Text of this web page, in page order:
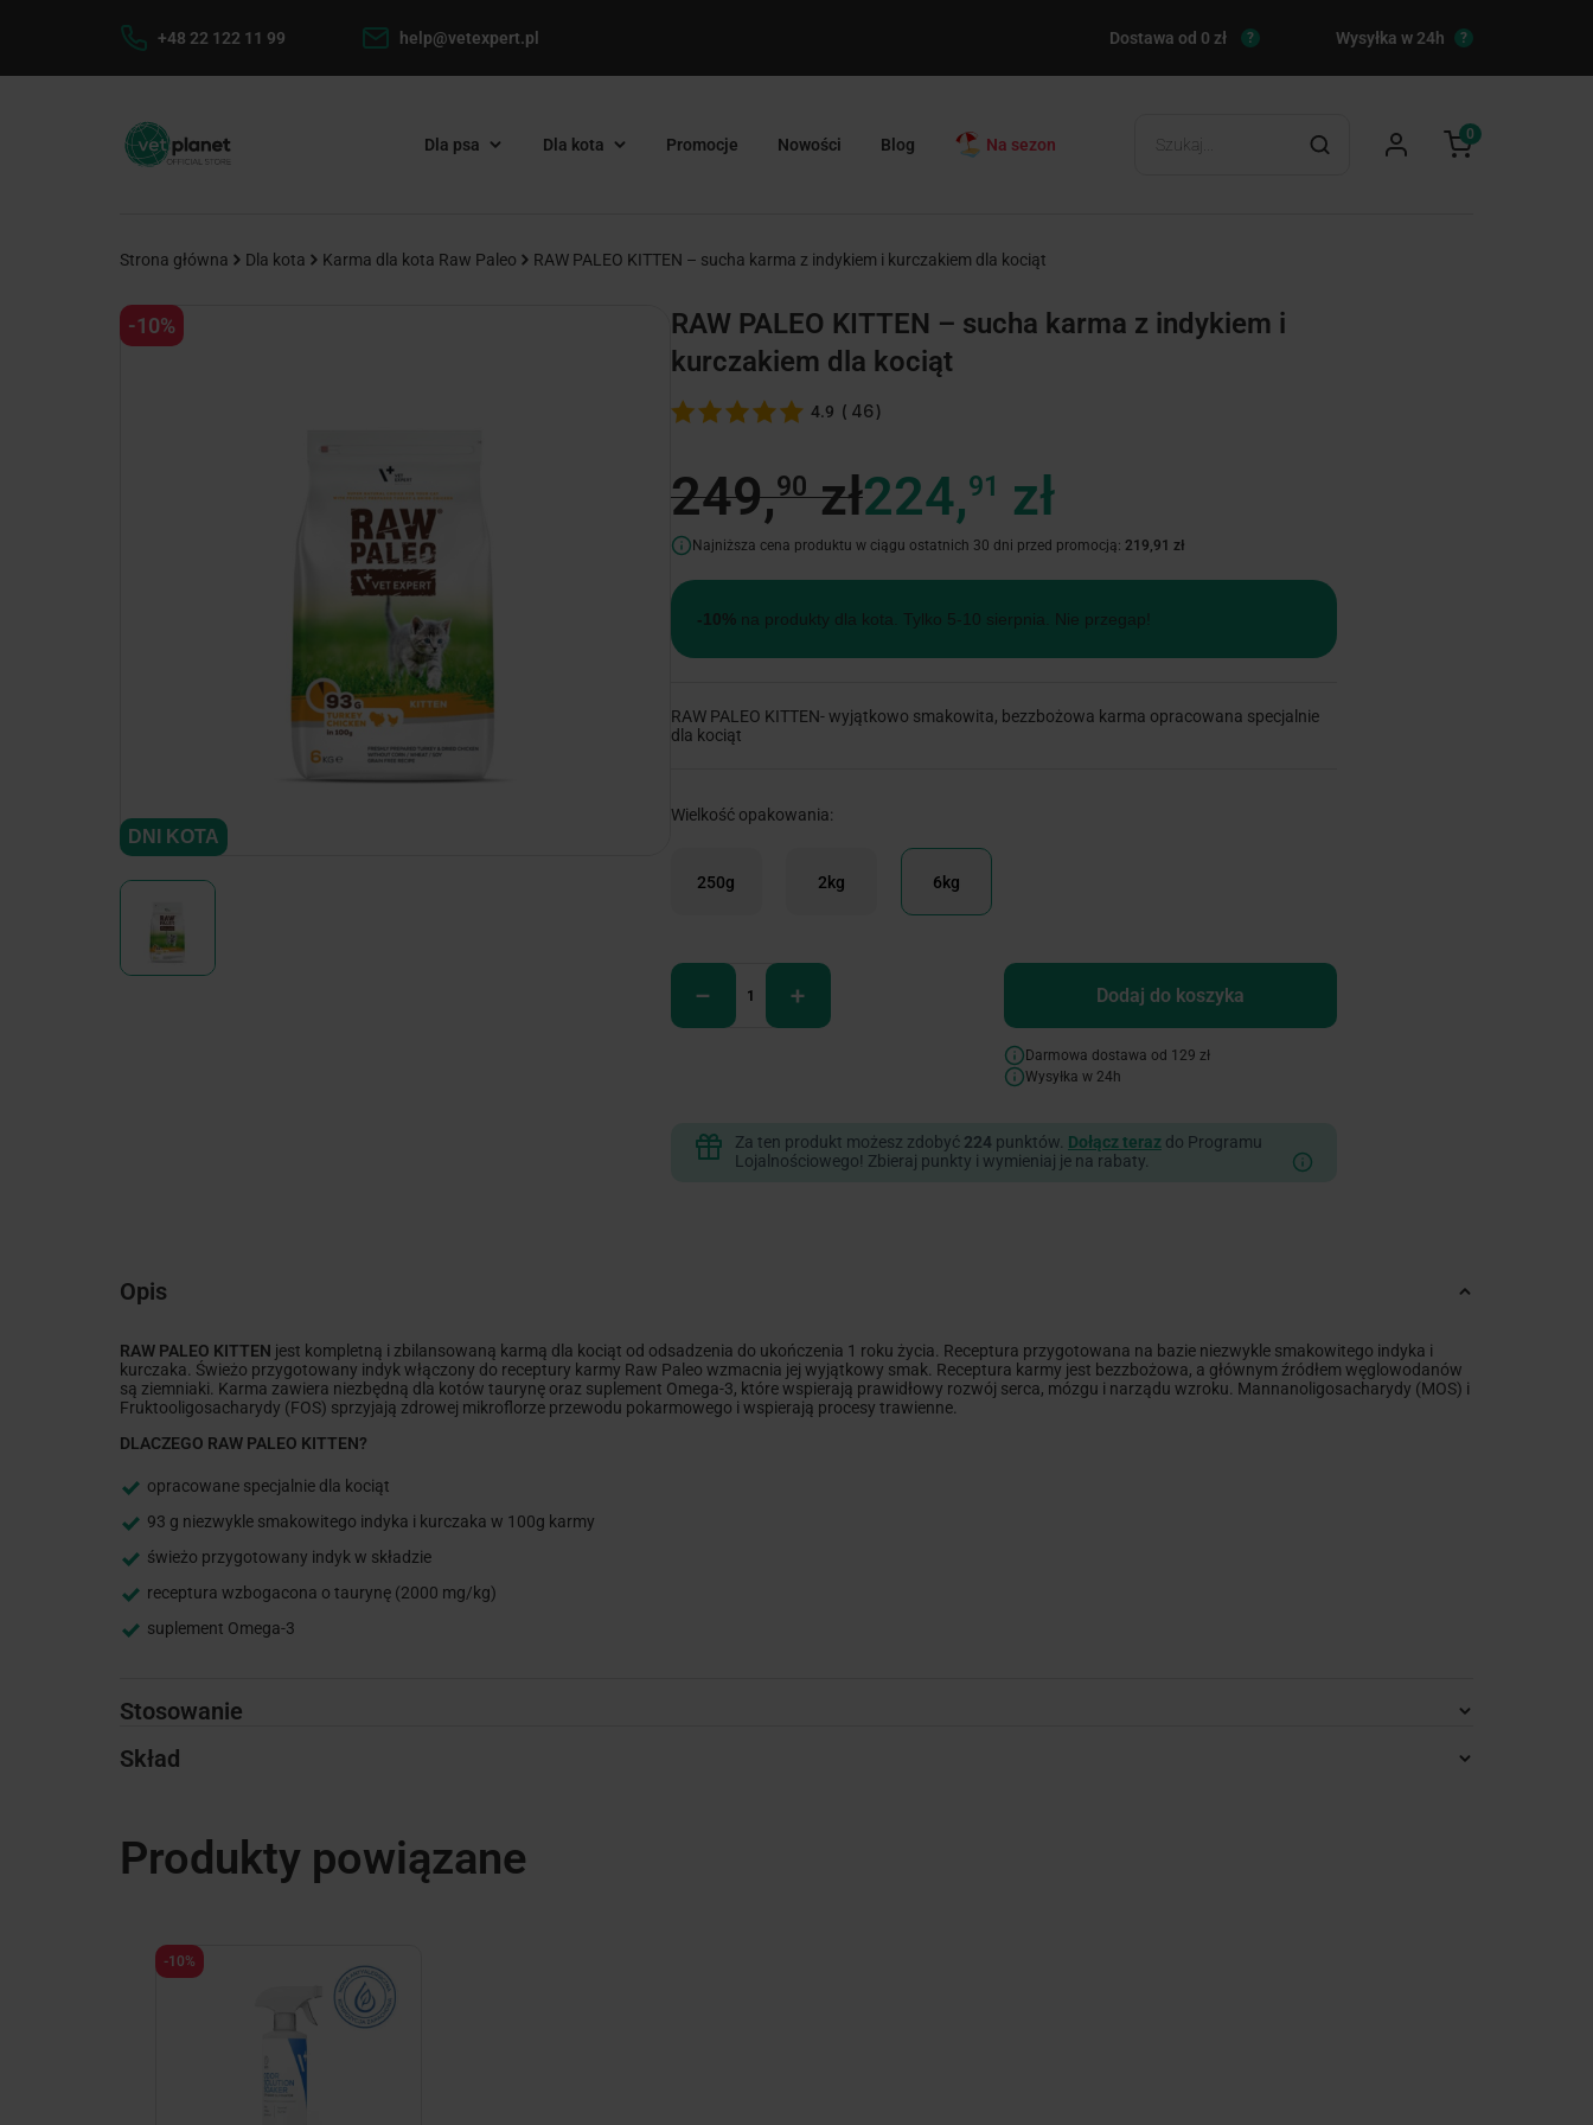
+48 22 122 11 99 help@vetexpert.pl Dostawa od 0 zł ? Wysyłka w 24h ?
Dla psa Dla kota Promocje Nowości Blog Na sezon
0
Strona główna Dla kota Karma dla kota Raw Paleo RAW PALEO KITTEN – sucha karma z indykiem i kurczakiem dla kociąt
-10%
DNI KOTA
RAW PALEO KITTEN – sucha karma z indykiem i
kurczakiem dla kociąt
4.9 ( 46)
249,90zł224,91 zł
Najniższa cena produktu w ciągu ostatnich 30 dni przed promocją: 219,91 zł
-10%na produkty dla kota. Tylko 5-10 sierpnia. Nie przegap!
RAW PALEO KITTEN- wyjątkowo smakowita, bezzbożowa karma opracowana specjalnie
dla kociąt
Wielkość opakowania:
250g 2kg 6kg
Dodaj do koszyka
Darmowa dostawa od 129 zł
Wysyłka w 24h
Za ten produkt możesz zdobyć 224 punktów. Dołącz terazdo Programu
Lojalnościowego! Zbieraj punkty i wymieniaj je na rabaty.
Opis
RAW PALEO KITTEN jest kompletną i zbilansowaną karmą dla kociąt od odsadzenia do ukończenia 1 roku życia. Receptura przygotowana na bazie niezwykle smakowitego indyka i
kurczaka. Świeżo przygotowany indyk włączony do receptury karmy Raw Paleo wzmacnia jej wyjątkowy smak. Receptura karmy jest bezzbożowa, a głównym źródłem węglowodanów
są ziemniaki. Karma zawiera niezbędną dla kotów taurynę oraz suplement Omega-3, które wspierają prawidłowy rozwój serca, mózgu i narządu wzroku. Mannanoligosacharydy (MOS) i
Fruktooligosacharydy (FOS) sprzyjają zdrowej mikroflorze przewodu pokarmowego i wspierają procesy trawienne.
DLACZEGO RAW PALEO KITTEN?
opracowane specjalnie dla kociąt
93 g niezwykle smakowitego indyka i kurczaka w 100g karmy
świeżo przygotowany indyk w składzie
receptura wzbogacona o taurynę (2000 mg/kg)
suplement Omega-3
Stosowanie
Skład
Produkty powiązane
-10%